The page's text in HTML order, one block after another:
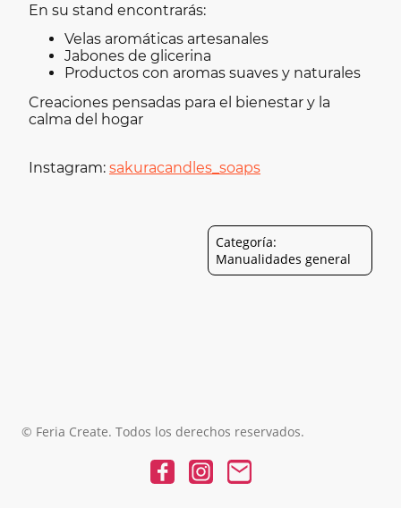
En su stand encontrarás:
Velas aromáticas artesanales
Jabones de glicerina
Productos con aromas suaves y naturales
Creaciones pensadas para el bienestar y la
calma del hogar
Instagram: sakuracandles_soaps
Categoría:
Manualidades general
© Feria Create. Todos los derechos reservados.